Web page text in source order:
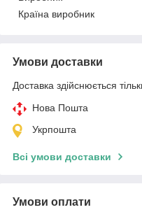
Країна виробник
Умови доставки
Доставка здійснюється
Нова Пошта
Укрпошта
Всі умови доставки
Умови оплати